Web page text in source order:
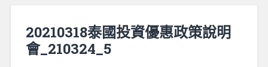
20210318泰國投資優惠政策說明
會_210324_5